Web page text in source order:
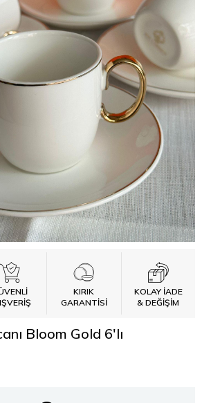
KIRIK
GARANTİSİ
KOLAY İADE
& DEĞİŞİM
Bloom Gold 6'lı